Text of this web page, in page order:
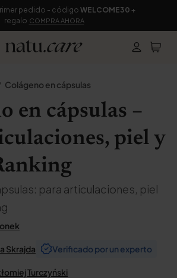
pedido - código WELCOME30 +
regalo COMPRA AHORA
Colágeno en cápsulas
en cápsulas –
piel y
para articulaciones, piel
Skrajda Verificado por un experto
Turczyński